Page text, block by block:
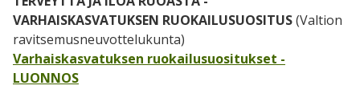
VARHAISKASVATUKSEN RUOKAILUSUOSITUS(Valtion
ravitsemusneuvottelukunta)
Varhaiskasvatuksen ruokailusuositukset -
LUONNOS